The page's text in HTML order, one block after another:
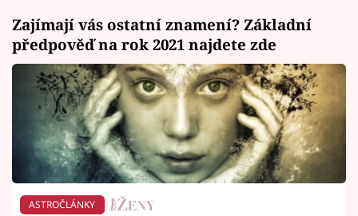
Zajímají vás ostatní znamení? Základní
předpověď na rok 2021 najdete zde
ASTROČLÁNKY